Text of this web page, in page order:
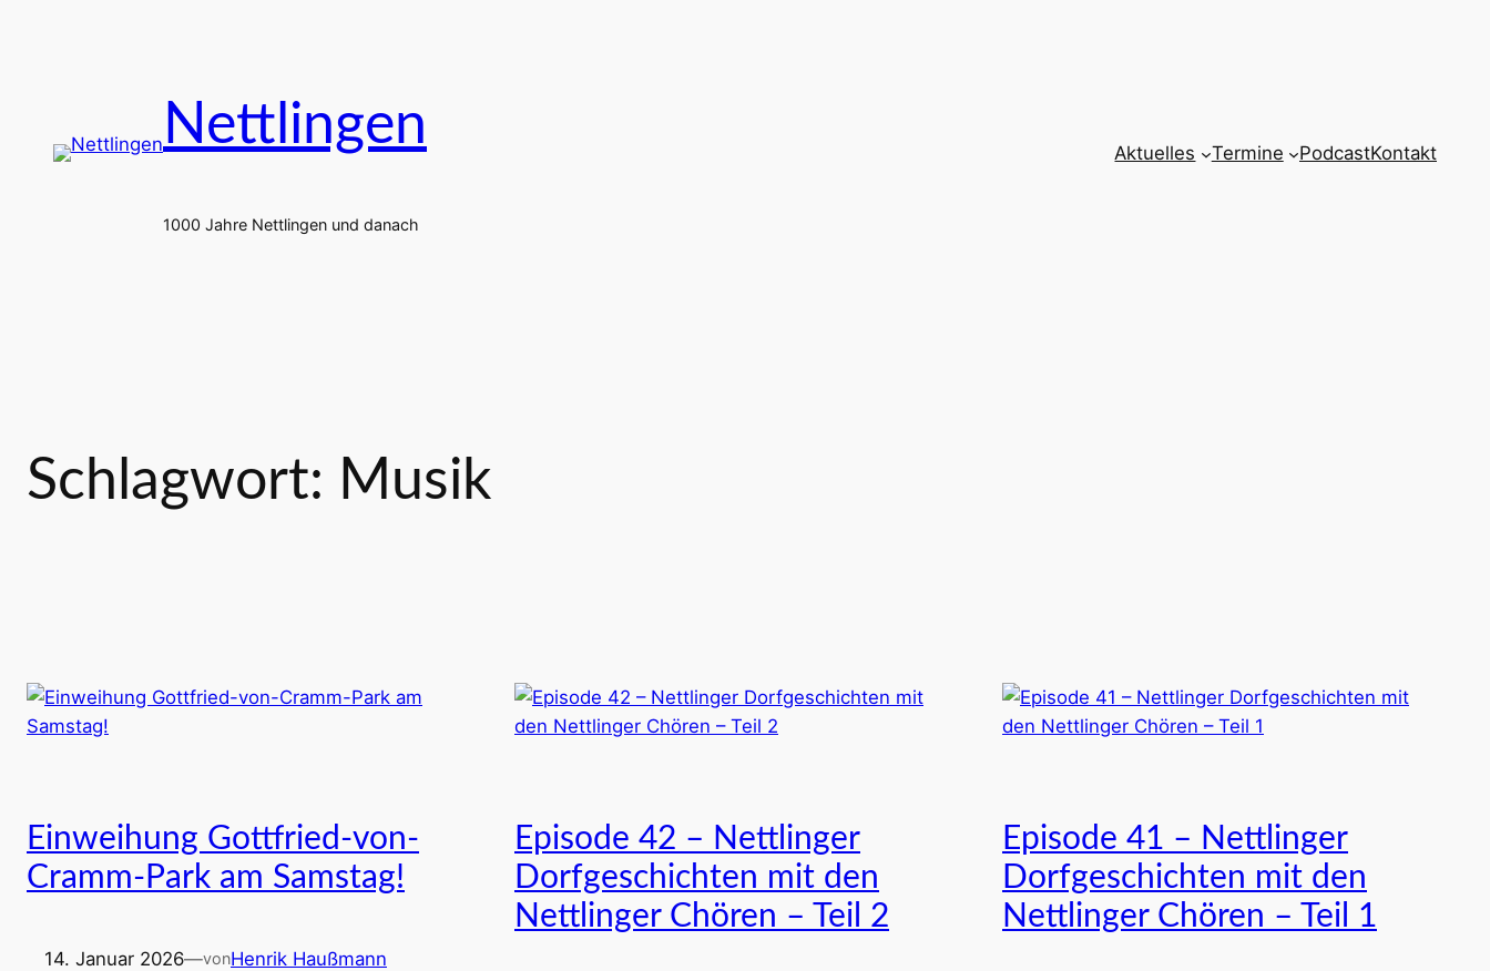
Nettlingen
1000 Jahre Nettlingen und danach
Aktuelles Termine PodcastKontakt
Schlagwort: Musik
Einweihung Gottfried-von-
Cramm-Park am Samstag!
14. Januar 2026—vonHenrik Haußmann
Episode 42 – Nettlinger
Dorfgeschichten mit den
Nettlinger Chören – Teil 2
Episode 41 – Nettlinger
Dorfgeschichten mit den
Nettlinger Chören – Teil 1